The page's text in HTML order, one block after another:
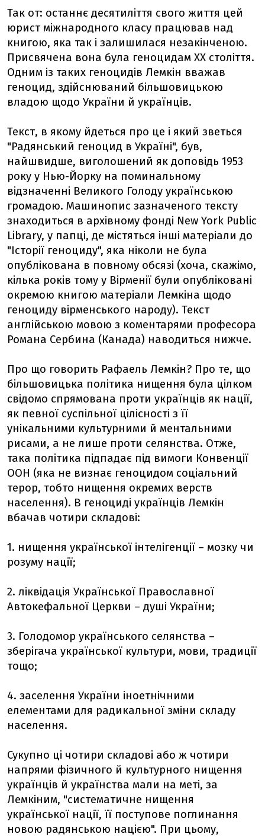
Так от: останнє десятиліття свого життя цей
юрист міжнародного класу працював над
книгою, яка так і залишилася незакінченою.
Присвячена вона була геноцидам ХХ століття.
Одним із таких геноцидів Лемкін вважав
геноцид, здійснюваний більшовицькою
владою щодо України й українців.
Текст, в якому йдеться про це і який зветься
"Радянський геноцид в Україні", був,
найшвидше, виголошений як доповідь 1953
року у Нью-Йорку на поминальному
відзначенні Великого Голоду українською
громадою. Машинопис зазначеного тексту
знаходиться в архівному фонді New York Public
Library, у папці, де містяться інші матеріали до
"Історії геноциду", яка ніколи не була
опублікована в повному обсязі (хоча, скажімо,
кілька років тому у Вірменії були опубліковані
окремою книгою матеріали Лемкіна щодо
геноциду вірменського народу). Текст
англійською мовою з коментарями професора
Романа Сербина (Канада) наводиться нижче.
Про що говорить Рафаель Лемкін? Про те, що
більшовицька політика нищення була цілком
свідомо спрямована проти українців як нації,
як певної суспільної цілісності з її
унікальними культурними й ментальними
рисами, а не лише проти селянства. Отже,
така політика підпадає під вимоги Конвенції
ООН (яка не визнає геноцидом соціальний
терор, тобто нищення окремих верств
населення). В геноциді українців Лемкін
вбачав чотири складові:
1. нищення української інтелігенції – мозку чи
розуму нації;
2. ліквідація Української Православної
Автокефальної Церкви – душі України;
3. Голодомор українського селянства –
зберігача української культури, мови, традиції
тощо;
4. заселення України іноетнічними
елементами для радикальної зміни складу
населення.
Сукупно ці чотири складові або ж чотири
напрями фізичного й культурного нищення
українців й українства мали на меті, за
Лемкіним, "систематичне нищення
української нації, її поступове поглинання
новою радянською нацією". При цьому,